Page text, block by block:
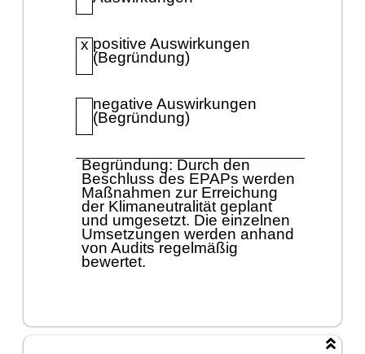
x positive Auswirkungen
(Begründung)
negative Auswirkungen
(Begründung)
Begründung: Durch den
Beschluss des EPAPs werden
Maßnahmen zur Erreichung
der Klimaneutralität geplant
und umgesetzt. Die einzelnen
Umsetzungen werden anhand
von Audits regelmäßig
bewertet.